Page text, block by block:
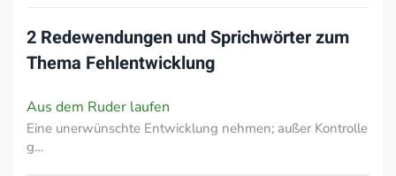
2 Redewendungen und Sprichwörter zum
Thema Fehlentwicklung
Aus dem Ruder laufen
Eine unerwünschte Entwicklung nehmen; außer Kontrolle
g…